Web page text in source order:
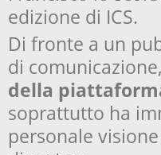
edizione di ICS.
Di fronte a un
di
della
soprattutto ha
personale